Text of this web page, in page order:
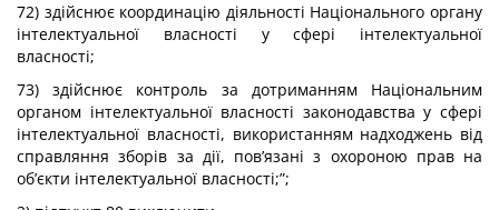
72) здійснює координацію діяльності Національного органу
інтелектуальної власності у сфері інтелектуальної
власності;
73) здійснює контроль за дотриманням Національним
органом інтелектуальної власності законодавства у сфері
інтелектуальної власності, використанням надходжень від
справляння зборів за дії, пов’язані з охороною прав на
об’єкти інтелектуальної власності;”;